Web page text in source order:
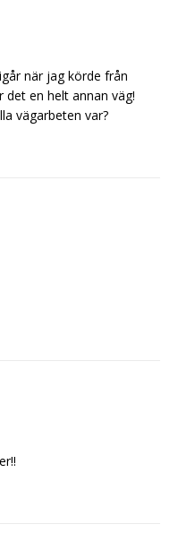
när jag körde från
det en helt annan väg!
vägarbeten var?